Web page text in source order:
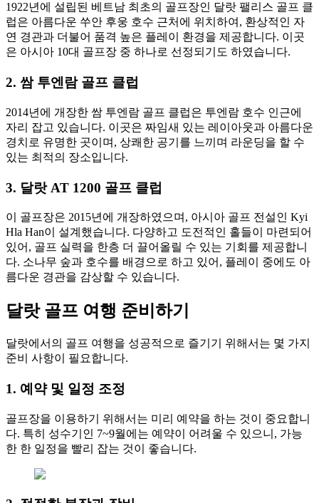
1922년에 설립된 베트남 최초의 골프장인 달랏 팰리스 골프 클
럽은 아름다운 쑤안 후웅 호수 근처에 위치하여, 환상적인 자
연 경관과 더불어 품격 높은 플레이 환경을 제공합니다. 이곳
은 아시아 10대 골프장 중 하나로 선정되기도 하였습니다.
2. 쌈 투엔람 골프 클럽
2014년에 개장한 쌈 투엔람 골프 클럽은 투엔람 호수 인근에
자리 잡고 있습니다. 이곳은 짜임새 있는 레이아웃과 아름다운
경치로 유명한 곳이며, 상쾌한 공기를 느끼며 라운딩을 할 수
있는 최적의 장소입니다.
3. 달랏 AT 1200 골프 클럽
이 골프장은 2015년에 개장하였으며, 아시아 골프 전설인 Kyi
Hla Han이 설계했습니다. 다양하고 도전적인 홀들이 마련되어
있어, 골프 실력을 한층 더 끌어올릴 수 있는 기회를 제공합니
다. 소나무 숲과 호수를 배경으로 하고 있어, 플레이 중에도 아
름다운 경관을 감상할 수 있습니다.
달랏 골프 여행 준비하기
달랏에서의 골프 여행을 성공적으로 즐기기 위해서는 몇 가지
준비 사항이 필요합니다.
1. 예약 및 일정 조정
골프장을 이용하기 위해서는 미리 예약을 하는 것이 중요합니
다. 특히 성수기인 7~9월에는 예약이 어려울 수 있으니, 가능
한 한 일정을 빨리 잡는 것이 좋습니다.